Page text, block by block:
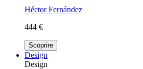
Héctor Fernández
444 €
Scoprire
Design
Design